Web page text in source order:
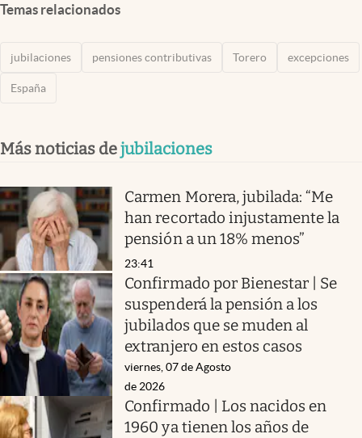
Temas relacionados
jubilaciones pensiones contributivas Torero excepciones
España
Más noticias dejubilaciones
Carmen Morera, jubilada: “Me
han recortado injustamente la
pensión a un 18% menos”
23:41
Confirmado por Bienestar | Se
suspenderá la pensión a los
jubilados que se muden al
extranjero en estos casos
viernes, 07 de Agosto
de 2026
Confirmado | Los nacidos en
1960 ya tienen los años de